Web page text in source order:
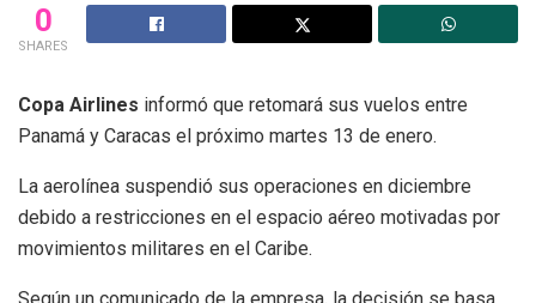
0
SHARES
Copa Airlines informó que retomará sus vuelos entre
Panamá y Caracas el próximo martes 13 de enero.
La aerolínea suspendió sus operaciones en diciembre
debido a restricciones en el espacio aéreo motivadas por
movimientos militares en el Caribe.